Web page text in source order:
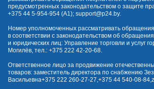
предусмотренных законодательством о защите
+375 44 5-954-954 (А1); support@p24.by.
Номер уполномоченных рассматривать
в соответствии с законодательством об
и юридических лиц: Управление торговли и услуг
Могилёв, тел.: +375 222 42-20-68.
Ответственное лицо за продвижение
товаров: заместитель директора по снабжению
Васильевна+375 222 260-27-27,+375 44 540-08-84,